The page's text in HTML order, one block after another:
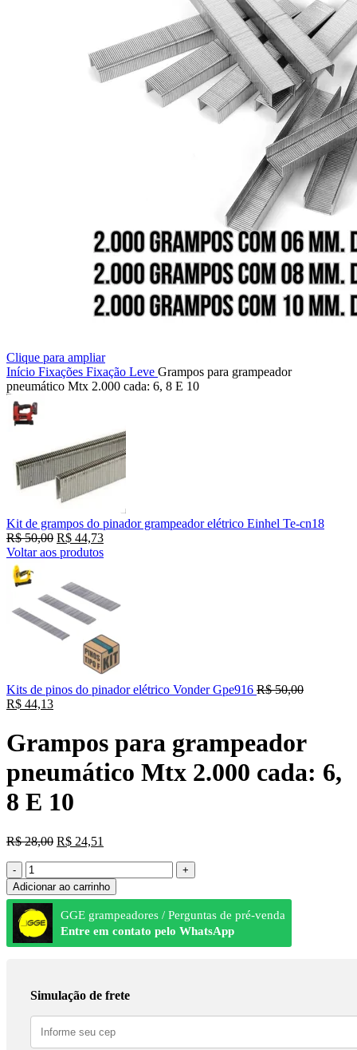
Clique para ampliar
Início Fixações Fixação Leve Grampos para grampeador
pneumático Mtx 2.000 cada: 6, 8 E 10
Kit de grampos do pinador grampeador elétrico Einhel Te-cn18
R$50,00 R$ 44,73
Voltar aos produtos
Kits de pinos do pinador elétrico Vonder Gpe916 R$50,00
R$ 44,13
Grampos para grampeador
pneumático Mtx 2.000 cada: 6,
8 E 10
R$28,00 R$ 24,51
Adicionar ao carrinho
GGE grampeadores / Perguntas de pré-venda
Entre em contato pelo WhatsApp
Simulação de frete